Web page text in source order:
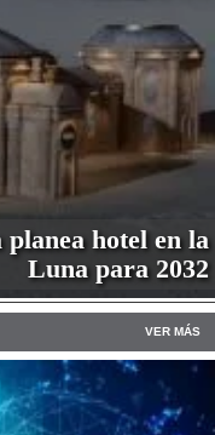
hotel en la
Luna para 2032
VER MÁS